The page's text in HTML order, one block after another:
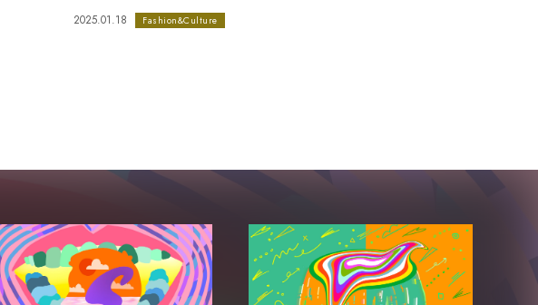
2025.01.18 Fashion&Culture